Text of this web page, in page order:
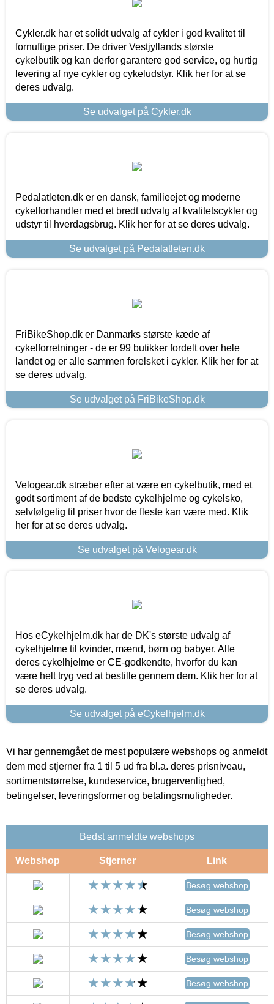
Cykler.dk har et solidt udvalg af cykler i god kvalitet til
fornuftige priser. De driver Vestjyllands største
cykelbutik og kan derfor garantere god service, og hurtig
levering af nye cykler og cykeludstyr. Klik her for at se
deres udvalg.
Se udvalget på Cykler.dk
Pedalatleten.dk er en dansk, familieejet og moderne
cykelforhandler med et bredt udvalg af kvalitetscykler og
udstyr til hverdagsbrug. Klik her for at se deres udvalg.
Se udvalget på Pedalatleten.dk
FriBikeShop.dk er Danmarks største kæde af
cykelforretninger - de er 99 butikker fordelt over hele
landet og er alle sammen forelsket i cykler. Klik her for at
se deres udvalg.
Se udvalget på FriBikeShop.dk
Velogear.dk stræber efter at være en cykelbutik, med et
godt sortiment af de bedste cykelhjelme og cykelsko,
selvfølgelig til priser hvor de fleste kan være med. Klik
her for at se deres udvalg.
Se udvalget på Velogear.dk
Hos eCykelhjelm.dk har de DK's største udvalg af
cykelhjelme til kvinder, mænd, børn og babyer. Alle
deres cykelhjelme er CE-godkendte, hvorfor du kan
være helt tryg ved at bestille gennem dem. Klik her for at
se deres udvalg.
Se udvalget på eCykelhjelm.dk
Vi har gennemgået de mest populære webshops og anmeldt
dem med stjerner fra 1 til 5 ud fra bl.a. deres prisniveau,
sortimentstørrelse, kundeservice, brugervenlighed,
betingelser, leveringsformer og betalingsmuligheder.
Bedst anmeldte webshops
Webshop Stjerner Link
Besøg webshop
Besøg webshop
Besøg webshop
Besøg webshop
Besøg webshop